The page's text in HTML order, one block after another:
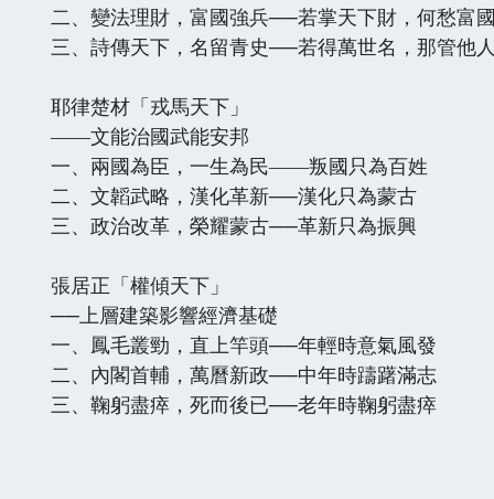
二、變法理財，富國強兵──若掌天下財，何愁富
三、詩傳天下，名留青史──若得萬世名，那管他
耶律楚材「戎馬天下」
——文能治國武能安邦
一、兩國為臣，一生為民——叛國只為百姓
二、文韜武略，漢化革新──漢化只為蒙古
三、政治改革，榮耀蒙古──革新只為振興
張居正「權傾天下」
──上層建築影響經濟基礎
一、鳳毛叢勁，直上竿頭──年輕時意氣風發
二、內閣首輔，萬曆新政──中年時躊躇滿志
三、鞠躬盡瘁，死而後已──老年時鞠躬盡瘁